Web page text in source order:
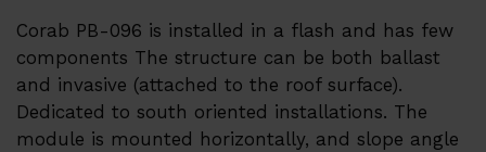
Corab PB-096 is installed in a flash and has few
components The structure can be both ballast
and invasive (attached to the roof surface).
Dedicated to south oriented installations. The
module is mounted horizontally, and slope angle
Huawei Трансформаторна Підстанція
Huawei Аксесуари
Huawei Зарядні пристрої